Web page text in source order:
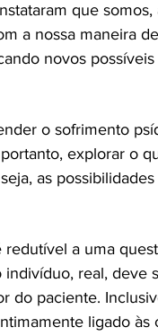
que
a nossa maneira
novos
o sofrimento
explorar o
as
a uma
real, deve
do paciente.
ligado